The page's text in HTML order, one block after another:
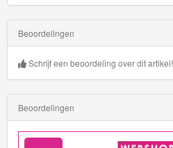
Beoordelingen
Schrijf een beoordeling over dit artikel!
Beoordelingen